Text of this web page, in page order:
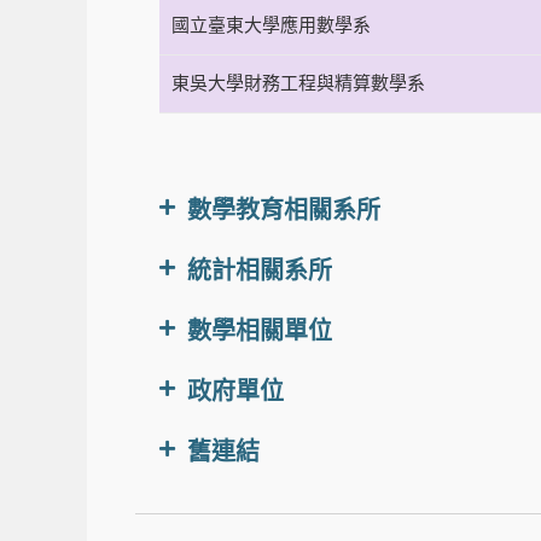
國立臺東大學應用數學系
東吳大學財務工程與精算數學系
數學教育相關系所
統計相關系所
數學相關單位
政府單位
舊連結